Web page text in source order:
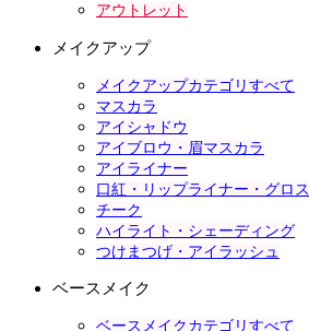
アウトレット
メイクアップ
メイクアップカテゴリすべて
マスカラ
アイシャドウ
アイブロウ・眉マスカラ
アイライナー
口紅・リップライナー・グロス
チーク
ハイライト・シェーディング
つけまつげ・アイラッシュ
ベースメイク
ベースメイクカテゴリすべて